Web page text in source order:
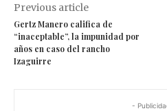
Previous article
Gertz Manero califica de
“inaceptable”, la impunidad por
años en caso del rancho
Izaguirre
-